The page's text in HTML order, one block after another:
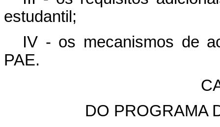
estudantil;
IV - os mecanismos de
PAE.
DO PROGRAMA